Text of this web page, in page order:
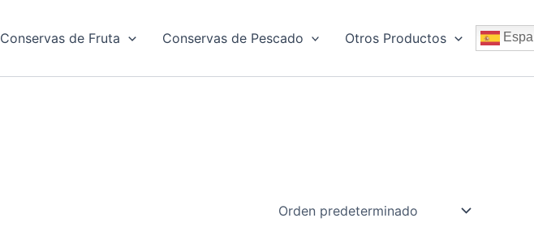
Conservas de Fruta Conservas de Pescado Otros Productos